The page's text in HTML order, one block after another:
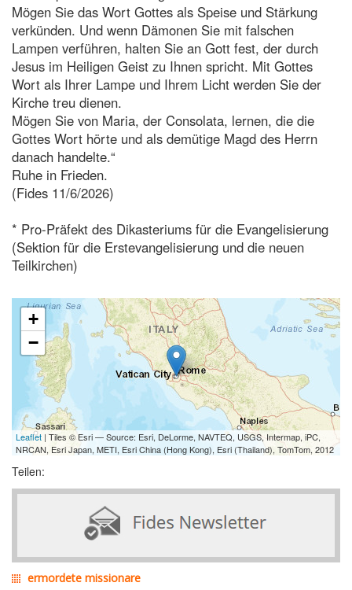
Mögen Sie das Wort Gottes als Speise und Stärkung
verkünden. Und wenn Dämonen Sie mit falschen
Lampen verführen, halten Sie an Gott fest, der durch
Jesus im Heiligen Geist zu Ihnen spricht. Mit Gottes
Wort als Ihrer Lampe und Ihrem Licht werden Sie der
Kirche treu dienen.
Mögen Sie von Maria, der Consolata, lernen, die die
Gottes Wort hörte und als demütige Magd des Herrn
danach handelte.“
Ruhe in Frieden.
(Fides 11/6/2026)
* Pro-Präfekt des Dikasteriums für die Evangelisierung
(Sektion für die Erstevangelisierung und die neuen
Teilkirchen)
+
−
Leaflet | Tiles © Esri — Source: Esri, DeLorme, NAVTEQ, USGS, Intermap, iPC,
NRCAN, Esri Japan, METI, Esri China (Hong Kong), Esri (Thailand), TomTom, 2012
Teilen:
ermordete missionare